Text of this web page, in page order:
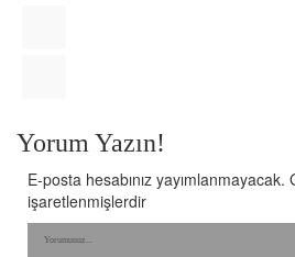
Yorum Yazın!
E-posta hesabınız yayımlanmayacak.
işaretlenmişlerdir